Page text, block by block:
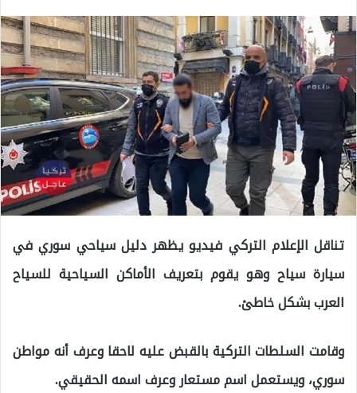
تناقل الإعلام التركي فيديو يظهر دليل سياحي سوري في
سيارة سياح وهو يقوم بتعريف الأماكن السياحية للسياح
العرب بشكل خاطئ.
وقامت السلطات التركية بالقبض عليه لاحقا وعرف أنه مواطن
سوري، ويستعمل اسم مستعار وعرف اسمه الحقيقي.